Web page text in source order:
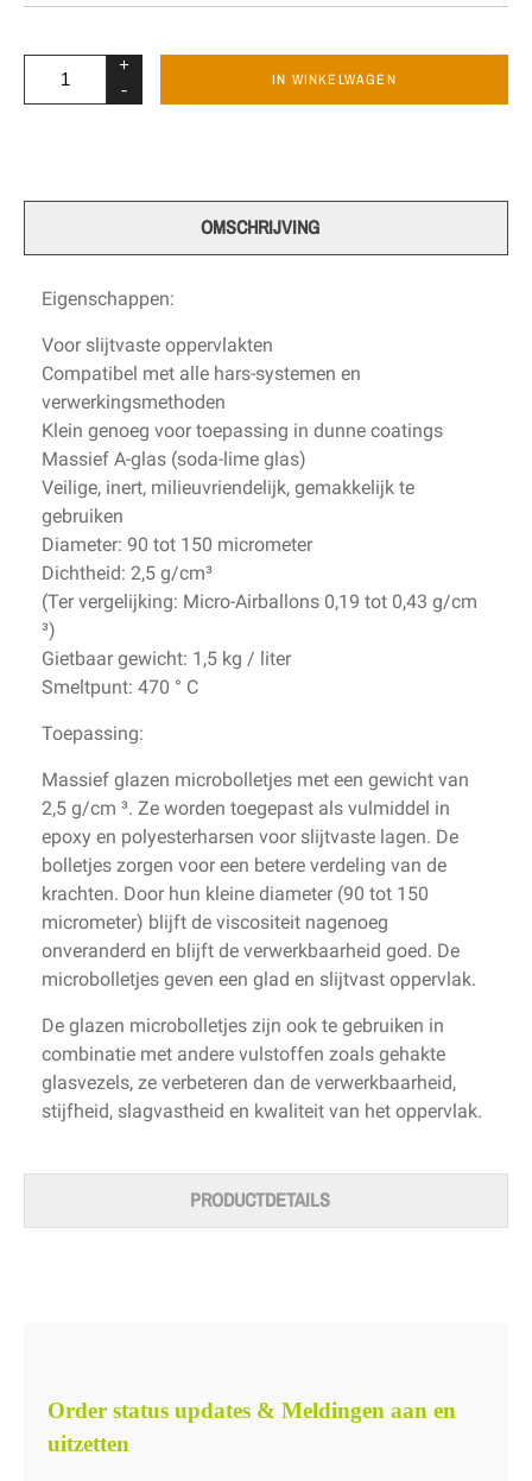
+
-
IN WINKELWAGEN
OMSCHRIJVING
Eigenschappen:
Voor slijtvaste oppervlakten
Compatibel met alle hars-systemen en
verwerkingsmethoden
Klein genoeg voor toepassing in dunne coatings
Massief A-glas (soda-lime glas)
Veilige, inert, milieuvriendelijk, gemakkelijk te
gebruiken
Diameter: 90 tot 150 micrometer
Dichtheid: 2,5 g/cm³
(Ter vergelijking: Micro-Airballons 0,19 tot 0,43 g/cm
³)
Gietbaar gewicht: 1,5 kg / liter
Smeltpunt: 470 ° C
Toepassing:
Massief glazen microbolletjes met een gewicht van
2,5 g/cm ³. Ze worden toegepast als vulmiddel in
epoxy en polyesterharsen voor slijtvaste lagen. De
bolletjes zorgen voor een betere verdeling van de
krachten. Door hun kleine diameter (90 tot 150
micrometer) blijft de viscositeit nagenoeg
onveranderd en blijft de verwerkbaarheid goed. De
microbolletjes geven een glad en slijtvast oppervlak.
De glazen microbolletjes zijn ook te gebruiken in
combinatie met andere vulstoffen zoals gehakte
glasvezels, ze verbeteren dan de verwerkbaarheid,
stijfheid, slagvastheid en kwaliteit van het oppervlak.
PRODUCTDETAILS
Order status updates & Meldingen aan en
uitzetten